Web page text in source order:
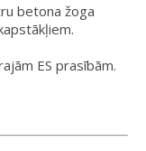
betona žoga
ES prasībām.